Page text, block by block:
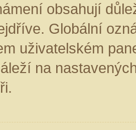
obsahují
Globální
uživatelském
na